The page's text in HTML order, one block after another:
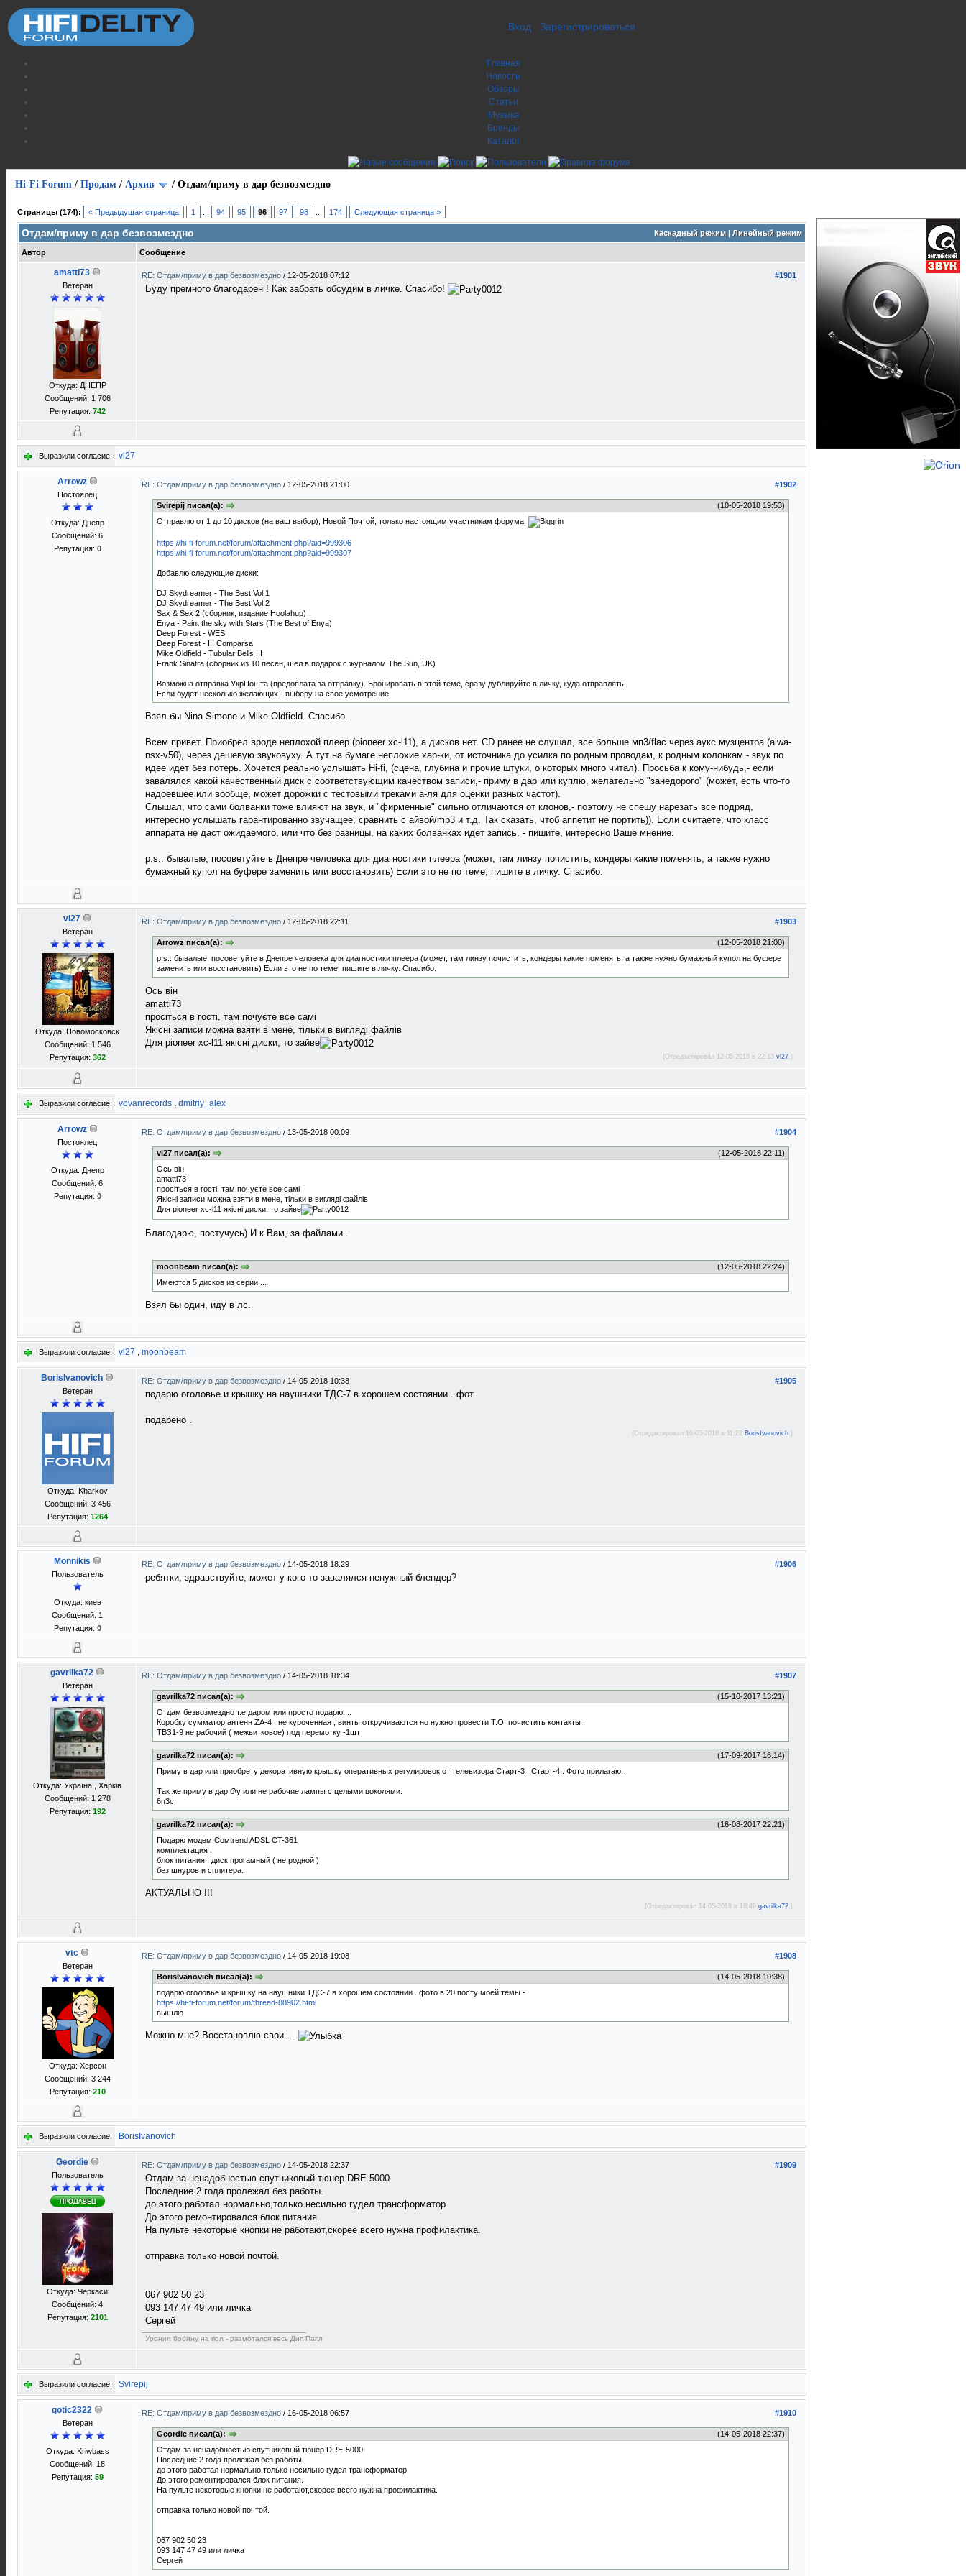
Вход Зарегистрироваться
Главная
Новости
Обзоры
Статьи
Музыка
Бренды
Каталог
Hi-Fi Forum / Продам / Архив / Отдам/приму в дар безвозмездно
Страницы (174): « Предыдущая страница 1 94 95 96 97 98 174 Следующая страница »
Каскадный режим| Линейный режим
Отдам/приму в дар безвозмездно
Автор Сообщение
amatti73
Ветеран
Откуда: ДНЕПР
Сообщений: 1 706
Репутация: 742
#1901
RE: Отдам/приму в дар безвозмездно / 12-05-2018 07:12
Буду премного благодарен ! Как забрать обсудим в личке. Спасибо!
Выразили согласие: vl27
Arrowz
Постоялец
Откуда: Днепр
Сообщений: 6
Репутация: 0
#1902
RE: Отдам/приму в дар безвозмездно / 12-05-2018 21:00
(10-05-2018 19:53)
Svirepij писал(а):
Отправлю от 1 до 10 дисков (на ваш выбор), Новой Почтой, только настоящим участникам форума.
https://hi-fi-forum.net/forum/attachment.php?aid=999306
https://hi-fi-forum.net/forum/attachment.php?aid=999307
Добавлю следующие диски:
DJ Skydreamer - The Best Vol.1
DJ Skydreamer - The Best Vol.2
Sax & Sex 2 (сборник, издание Hoolahup)
Enya - Paint the sky with Stars (The Best of Enya)
Deep Forest - WES
Deep Forest - III Comparsa
Mike Oldfield - Tubular Bells III
Frank Sinatra (сборник из 10 песен, шел в подарок с журналом The Sun, UK)
Возможна отправка УкрПошта (предоплата за отправку). Бронировать в этой теме, сразу дублируйте в личку, куда отправлять.
Если будет несколько желающих - выберу на своё усмотрение.
Взял бы Nina Simone и Mike Oldfield. Спасибо.
Всем привет. Приобрел вроде неплохой плеер (pioneer xc-l11), а дисков нет. CD ранее не слушал, все больше мп3/flac через аукс музцентра (aiwa-
nsx-v50), через дешевую звуковуху. А тут на бумаге неплохие хар-ки, от источника до усилка по родным проводам, к родным колонкам - звук по
идее идет без потерь. Хочется реально услышать Hi-fi, (сцена, глубина и прочие штуки, о которых много читал). Просьба к кому-нибудь,- если
завалялся какой качественный диск с соответствующим качеством записи,- приму в дар или куплю, желательно "занедорого" (может, есть что-то
надоевшее или вообще, может дорожки с тестовыми треками а-ля для оценки разных частот).
Слышал, что сами болванки тоже влияют на звук, и "фирменные" сильно отличаются от клонов,- поэтому не спешу нарезать все подряд,
интересно услышать гарантированно звучащее, сравнить с айвой/mp3 и т.д. Так сказать, чтоб аппетит не портить)). Если считаете, что класс
аппарата не даст ожидаемого, или что без разницы, на каких болванках идет запись, - пишите, интересно Ваше мнение.
p.s.: бывалые, посоветуйте в Днепре человека для диагностики плеера (может, там линзу почистить, кондеры какие поменять, а также нужно
бумажный купол на буфере заменить или восстановить) Если это не по теме, пишите в личку. Спасибо.
vl27
Ветеран
Откуда: Новомосковск
Сообщений: 1 546
Репутация: 362
#1903
RE: Отдам/приму в дар безвозмездно / 12-05-2018 22:11
(12-05-2018 21:00)
Arrowz писал(а):
p.s.: бывалые, посоветуйте в Днепре человека для диагностики плеера (может, там линзу почистить, кондеры какие поменять, а также нужно бумажный купол на буфере
заменить или восстановить) Если это не по теме, пишите в личку. Спасибо.
Ось він
amatti73
просіться в гості, там почуєте все самі
Якісні записи можна взяти в мене, тільки в вигляді файлів
Для pioneer xc-l11 якісні диски, то зайве
(Отредактировал 12-05-2018 в 22:13 vl27 .)
Выразили согласие: vovanrecords , dmitriy_alex
Arrowz
Постоялец
Откуда: Днепр
Сообщений: 6
Репутация: 0
#1904
RE: Отдам/приму в дар безвозмездно / 13-05-2018 00:09
(12-05-2018 22:11)
vl27 писал(а):
Ось він
amatti73
просіться в гості, там почуєте все самі
Якісні записи можна взяти в мене, тільки в вигляді файлів
Для pioneer xc-l11 якісні диски, то зайве
Благодарю, постучусь) И к Вам, за файлами..
(12-05-2018 22:24)
moonbeam писал(а):
Имеются 5 дисков из серии ...
Взял бы один, иду в лс.
Выразили согласие: vl27 , moonbeam
BorisIvanovich
Ветеран
Откуда: Kharkov
Сообщений: 3 456
Репутация: 1264
#1905
RE: Отдам/приму в дар безвозмездно / 14-05-2018 10:38
подарю оголовье и крышку на наушники ТДС-7 в хорошем состоянии . фот
подарено .
(Отредактировал 16-05-2018 в 11:22 BorisIvanovich.)
Monnikis
Пользователь
Откуда: киев
Сообщений: 1
Репутация: 0
#1906
RE: Отдам/приму в дар безвозмездно / 14-05-2018 18:29
ребятки, здравствуйте, может у кого то завалялся ненужный блендер?
gavrilka72
Ветеран
Откуда: Україна , Харків
Сообщений: 1 278
Репутация: 192
#1907
RE: Отдам/приму в дар безвозмездно / 14-05-2018 18:34
(15-10-2017 13:21)
gavrilka72 писал(а):
Отдам безвозмездно т.е даром или просто подарю....
Коробку сумматор антенн ZA-4 , не куроченная , винты откручиваются но нужно провести Т.О. почистить контакты .
ТВЗ1-9 не рабочий ( межвитковое) под перемотку -1шт
(17-09-2017 16:14)
gavrilka72 писал(а):
Приму в дар или приобрету декоративную крышку оперативных регулировок от телевизора Старт-3 , Старт-4 . Фото прилагаю.
Так же приму в дар б\у или не рабочие лампы с целыми цоколями.
6п3с
(16-08-2017 22:21)
gavrilka72 писал(а):
Подарю модем Сомtrend ADSL CT-361
комплектация :
блок питания , диск прогамный ( не родной )
без шнуров и сплитера.
АКТУАЛЬНО !!!
(Отредактировал 14-05-2018 в 18:49 gavrilka72.)
vtc
Ветеран
Откуда: Херсон
Сообщений: 3 244
Репутация: 210
#1908
RE: Отдам/приму в дар безвозмездно / 14-05-2018 19:08
(14-05-2018 10:38)
BorisIvanovich писал(а):
подарю оголовье и крышку на наушники ТДС-7 в хорошем состоянии . фото в 20 посту моей темы -
https://hi-fi-forum.net/forum/thread-88902.html
вышлю
Можно мне? Восстановлю свои....
Выразили согласие: BorisIvanovich
Geordie
Пользователь
Откуда: Черкаси
Сообщений: 4
Репутация: 2101
#1909
RE: Отдам/приму в дар безвозмездно / 14-05-2018 22:37
Отдам за ненадобностью спутниковый тюнер DRE-5000
Последние 2 года пролежал без работы.
до этого работал нормально,только несильно гудел трансформатор.
До этого ремонтировался блок питания.
На пульте некоторые кнопки не работают,скорее всего нужна профилактика.
отправка только новой почтой.
067 902 50 23
093 147 47 49 или личка
Сергей
Уронил бобину на пол - размотался весь Дип Папл
Выразили согласие: Svirepij
gotic2322
Ветеран
Откуда: Kriwbass
Сообщений: 18
Репутация: 59
#1910
RE: Отдам/приму в дар безвозмездно / 16-05-2018 06:57
(14-05-2018 22:37)
Geordie писал(а):
Отдам за ненадобностью спутниковый тюнер DRE-5000
Последние 2 года пролежал без работы.
до этого работал нормально,только несильно гудел трансформатор.
До этого ремонтировался блок питания.
На пульте некоторые кнопки не работают,скорее всего нужна профилактика.
отправка только новой почтой.
067 902 50 23
093 147 47 49 или личка
Сергей